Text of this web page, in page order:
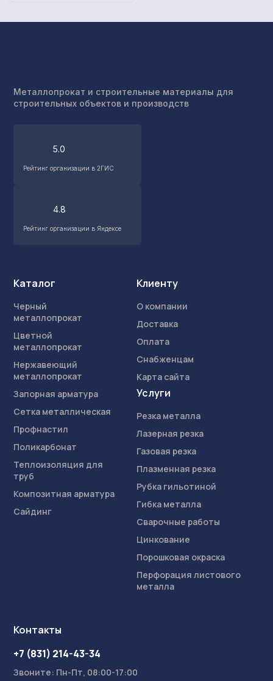
Металлопрокат и строительные материалы для
строительных объектов и производств
5.0
Рейтинг организации в 2ГИС
4.8
Рейтинг организации в Яндексе
Каталог
Черный
металлопрокат
Цветной
металлопрокат
Нержавеющий
металлопрокат
Запорная арматура
Сетка металлическая
Профнастил
Поликарбонат
Теплоизоляция для
труб
Композитная арматура
Сайдинг
Клиенту
О компании
Доставка
Оплата
Снабженцам
Карта сайта
Услуги
Резка металла
Лазерная резка
Газовая резка
Плазменная резка
Рубка гильотиной
Гибка металла
Сварочные работы
Цинкование
Порошковая окраска
Перфорация листового
металла
Контакты
+7 (831) 214-43-34
Звоните: Пн-Пт, 08:00-17:00